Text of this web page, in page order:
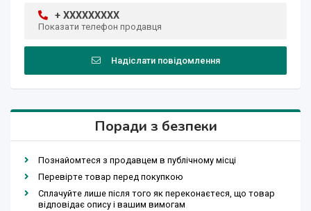
+ XXXXXXXXX
Показати телефон продавця
Надіслати повідомлення
Поради з безпеки
Познайомтеся з продавцем в публічному місці
Перевірте товар перед покупкою
Сплачуйте лише після того як переконаєтеся, що товар
відповідає опису і вашим вимогам